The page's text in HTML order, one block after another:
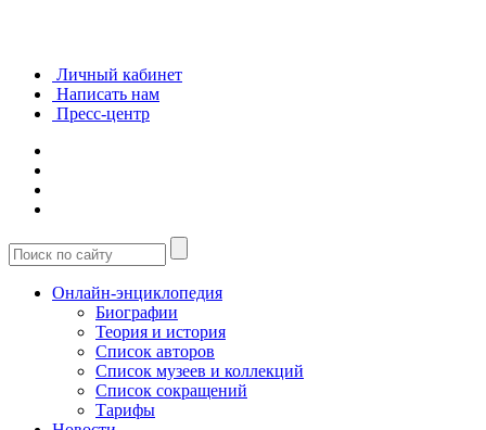
Личный кабинет
Написать нам
Пресс-центр
Онлайн-энциклопедия
Биографии
Теория и история
Список авторов
Список музеев и коллекций
Список сокращений
Тарифы